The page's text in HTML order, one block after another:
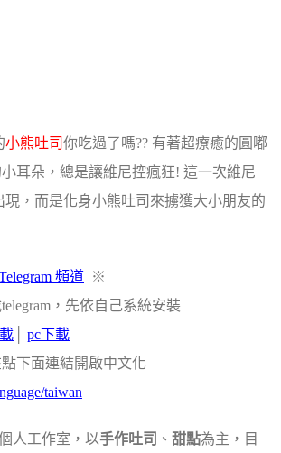
小熊吐司你吃過了嗎?? 有著超療癒的圓嘟
耳朵，總是讓維尼控瘋狂! 這一次維尼
現，而是化身小熊吐司來擄獲大小朋友的
頻道 ※
，先依自己系統安裝
pc下載
下面連結開啟中文化
taiwan‬
人工作室，以手作吐司 、 甜點為主，目